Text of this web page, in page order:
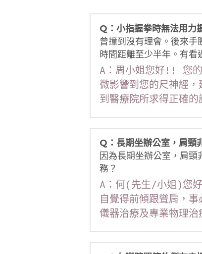
Q：小指握拳時無法用力
曾撞到沒有理會。後來
時間距離至少半年。有看
A：周小姐您好!! 您的
微影響到您的尺神經
到醫療院所求得正確
Q：長期坐辦公室，肩頸
因為長期坐辦公室，肩
務？
A：何(先生/小姐)您好
自覺得前傾跟聳肩，
儀器治療及專業物理